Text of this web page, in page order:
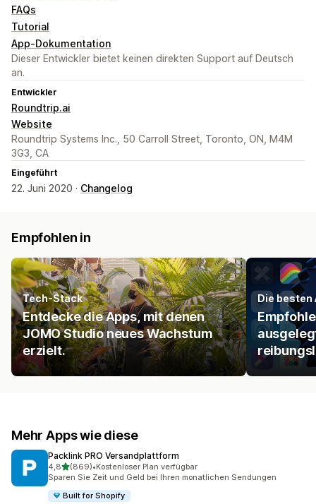
FAQs
Tutorial
App-Dokumentation
Dieser Entwickler bietet keinen direkten Support auf Deutsch
an.
Entwickler
Roundtrip.ai
Website
Roundtrip Systems Inc., 50 Carroll Street, Toronto, ON, M4M
3G3, CA
Eingeführt
22. Juni 2020 · Changelog
Empfohlen in
Tech-Stack
Entdecke die Apps, mit denen
JOMO Studio neues Wachstum
erzielt.
Die besten
Mehr Apps wie diese
Packlink PRO Versandplattform
4,8von 5 Sternen
(869)
869 Rezensionen insgesamt
•Kostenloser Plan verfügbar
Sparen Sie Zeit und Geld bei Ihren monatlichen Sendungen
Built for Shopify